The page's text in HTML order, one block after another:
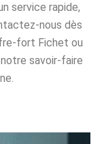
service rapide,
nous dès
fort Fichet ou
savoir-faire